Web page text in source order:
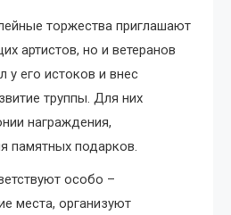
торжества приглашают
артистов, но и ветеранов
у его истоков и внес
труппы. Для них
награждения,
памятных подарков.
особо –
места, организуют